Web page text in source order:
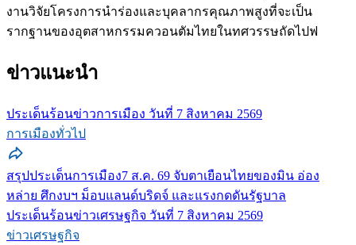
งานวิจัยโครงการนำร่องและบุคลากรคุณภาพสูงที่จะเป็น
รากฐานของอุตสาหกรรมควอนตัมไทยในทศวรรษถัดไปฟ
ข่าวแนะนำ
ประเด็นร้อนข่าวการเมือง วันที่ 7 สิงหาคม 2569
การเมืองทั่วไป
สรุปประเด็นการเมือง7 ส.ค. 69 จับตาเยือนไทยของมิน อ่อง
หล่าย ศึกงบฯ ม็อบแลนด์บริดจ์ และแรงกดดันรัฐบาล
ประเด็นร้อนข่าวเศรษฐกิจ วันที่ 7 สิงหาคม 2569
ข่าวเศรษฐกิจ